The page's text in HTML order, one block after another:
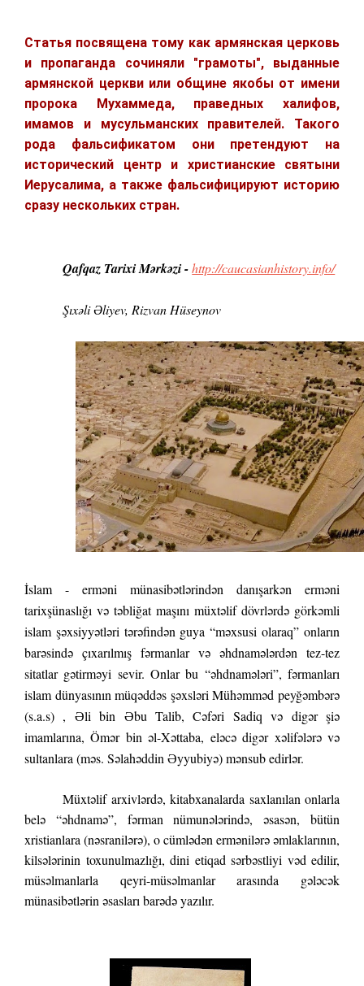
Статья посвящена тому как армянская церковь
и пропаганда сочиняли "грамоты", выданные
армянской церкви или общине якобы от имени
пророка Мухаммеда, праведных халифов,
имамов и мусульманских правителей. Такого
рода фальсификатом они претендуют на
исторический центр и христианские святыни
Иерусалима, а также фальсифицируют историю
сразу нескольких стран.
Qafqaz Tarixi Mərkəzi-http://caucasianhistory.info/
Şıxəli Əliyev, Rizvan Hüseynov
İslam - erməni münasibətlərindən danışarkən erməni
tarixşünaslığı və təbliğat maşını müxtəlif dövrlərdə görkəmli
islam şəxsiyyətləri tərəfindən guya “məxsusi olaraq” onların
barəsində çıxarılmış fərmanlar və əhdnamələrdən tez-tez
sitatlar gətirməyi sevir. Onlar bu “əhdnamələri”, fərmanları
islam dünyasının müqəddəs şəxsləri Mühəmməd peyğəmbərə
(s.a.s) , Əli bin Əbu Talib, Cəfəri Sadiq və digər şiə
imamlarına, Ömər bin əl-Xəttaba, eləcə digər xəlifələrə və
sultanlara (məs. Səlahəddin Əyyubiyə) mənsub edirlər.
Müxtəlif arxivlərdə, kitabxanalarda saxlanılan onlarla
belə “əhdnamə”, fərman nümunələrində, əsasən, bütün
xristianlara (nəsranilərə), o cümlədən ermənilərə əmlaklarının,
kilsələrinin toxunulmazlığı, dini etiqad sərbəstliyi vəd edilir,
müsəlmanlarla qeyri-müsəlmanlar arasında gələcək
münasibətlərin əsasları barədə yazılır.